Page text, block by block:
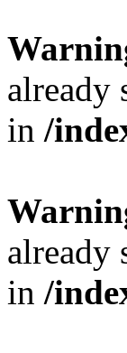
already
in /
already
in /